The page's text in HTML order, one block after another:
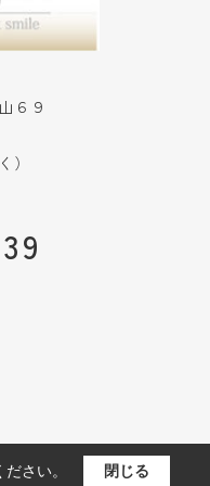
６９
）
さい。 閉じる